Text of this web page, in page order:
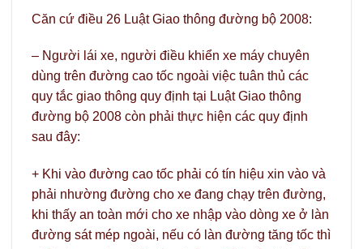
Căn cứ điều 26 Luật Giao thông đường bộ 2008:
– Người lái xe, người điều khiển xe máy chuyên
dùng trên đường cao tốc ngoài việc tuân thủ các
quy tắc giao thông quy định tại Luật Giao thông
đường bộ 2008 còn phải thực hiện các quy định
sau đây:
+ Khi vào đường cao tốc phải có tín hiệu xin vào và
phải nhường đường cho xe đang chạy trên đường,
khi thấy an toàn mới cho xe nhập vào dòng xe ở làn
đường sát mép ngoài, nếu có làn đường tăng tốc thì